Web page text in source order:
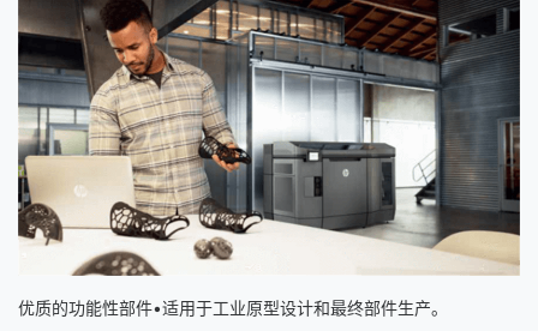
优质的功能性部件•适用于工业原型设计和最终部件生产。